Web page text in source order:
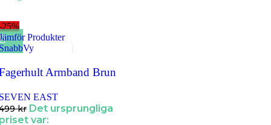
25%
Produkter
Armband Brun
EAST
kr Det ursprungliga
var: